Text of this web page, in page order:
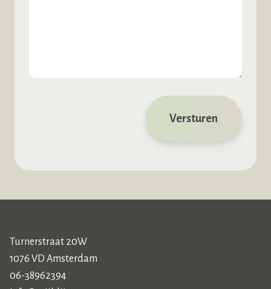
Versturen
Turnerstraat 20W
1076 VD Amsterdam
06-38962394